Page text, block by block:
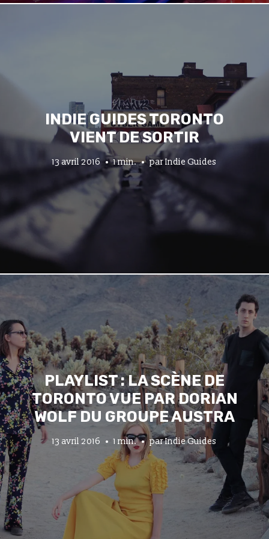
INDIE GUIDES TORONTO
VIENT DE SORTIR
13 avril 2016 1 min. parIndie Guides
PLAYLIST : LA SCÈNE DE
TORONTO VUE PAR DORIAN
WOLF DU GROUPE AUSTRA
13 avril 2016 1 min. parIndie Guides